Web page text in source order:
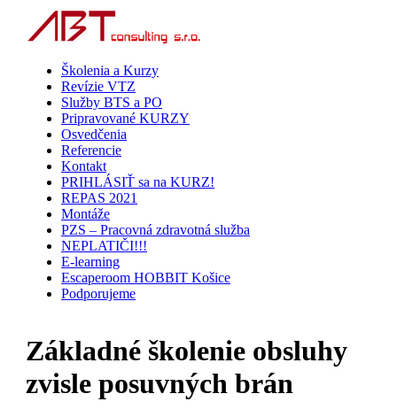
Školenia a Kurzy
Revízie VTZ
Služby BTS a PO
Pripravované KURZY
Osvedčenia
Referencie
Kontakt
PRIHLÁSIŤ sa na KURZ!
REPAS 2021
Montáže
PZS – Pracovná zdravotná služba
NEPLATIČI!!!
E-learning
Escaperoom HOBBIT Košice
Podporujeme
Základné školenie obsluhy
zvisle posuvných brán